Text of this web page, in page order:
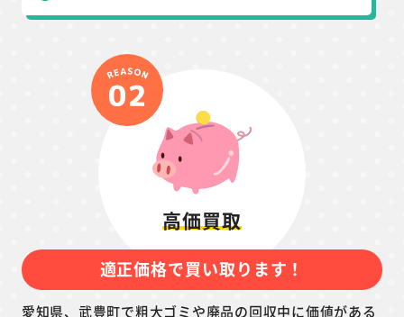
高価買取
適正価格で買い取ります！
愛知県、武豊町で粗大ゴミや廃品の回収中に価値がある